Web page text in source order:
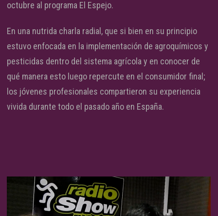
octubre al programa El Espejo.
En una nutrida charla radial, que si bien en su principio
estuvo enfocada en la implementación de agroquímicos y
pesticidas dentro del sistema agrícola y en conocer de
qué manera esto luego repercute en el consumidor final;
los jóvenes profesionales compartieron su experiencia
vivida durante todo el pasado año en España.